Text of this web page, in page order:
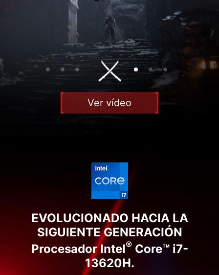
Ver vídeo
EVOLUCIONADO HACIA LA
SIGUIENTE GENERACIÓN
Procesador Intel®Core™ i7-
13620H.